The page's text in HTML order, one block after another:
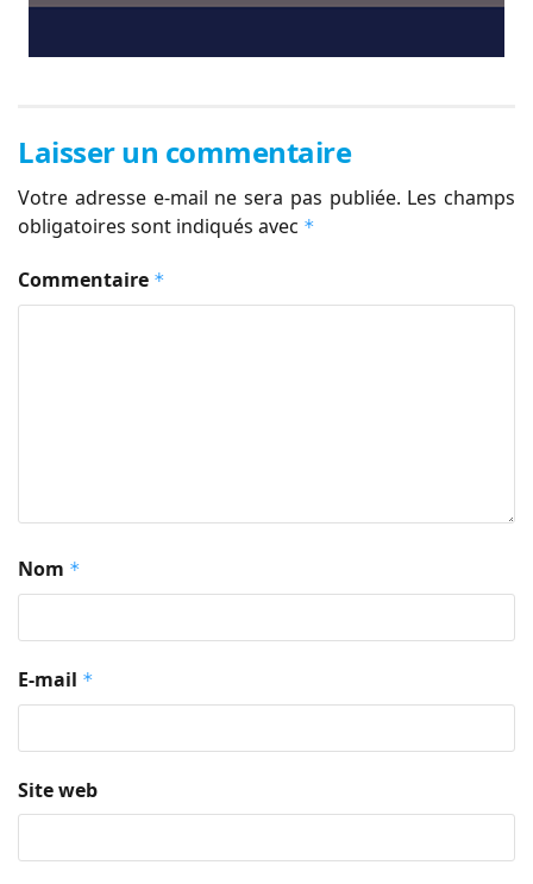
Laisser un commentaire
Votre adresse e-mail ne sera pas publiée. Les champs
obligatoires sont indiqués avec *
Commentaire *
Nom *
E-mail *
Site web